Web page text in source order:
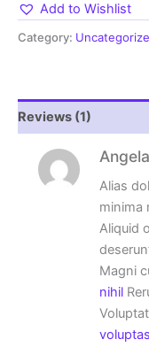
Add to Wishlist
Category:
Reviews (1)
Alias
minima
Aliquid
Magni
nihil